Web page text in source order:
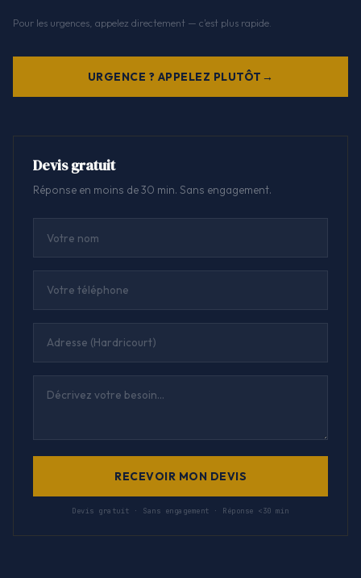
Pour les urgences, appelez directement — c'est plus rapide.
URGENCE ? APPELEZ PLUTÔT
Devis gratuit
Réponse en moins de 30 min. Sans engagement.
RECEVOIR MON DEVIS
Devis gratuit · Sans engagement · Réponse <30 min